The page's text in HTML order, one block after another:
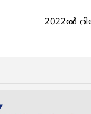
2022ല്‍